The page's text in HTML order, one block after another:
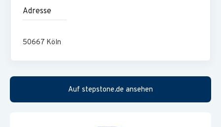
Mobiles Arbeiten & Vertrauensarbeitszeit
35-Stunden-Woche / 33 Urlaubstage
Adresse
50667 Köln
Auf stepstone.de ansehen